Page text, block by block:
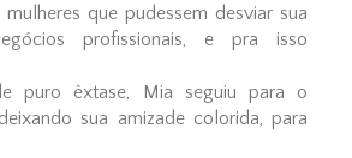
que pudessem desviar sua
profissionais, e pra isso
puro êxtase, Mia seguiu para o
sua amizade colorida, para